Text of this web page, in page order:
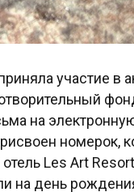
участие
на
номерок,
Les Art
на день